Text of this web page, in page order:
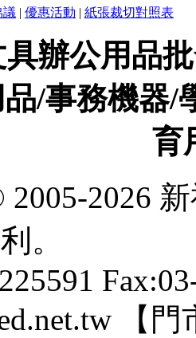
議 | 優惠活動 | 紙張裁切對照表
具辦公用品
/事務機器/
育
2005-2026
。
【